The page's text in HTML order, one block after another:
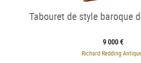
Tabouret de style baroque
9 000 €
Richard Redding